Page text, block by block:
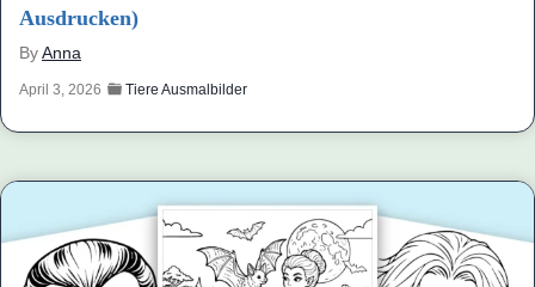
Ausdrucken)
ByAnna
April 3, 2026 Tiere Ausmalbilder